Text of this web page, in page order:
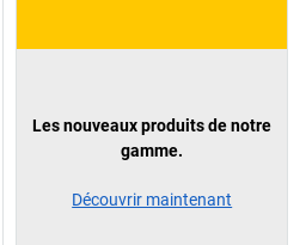
Les nouveaux produits de notre
gamme.
Découvrir maintenant